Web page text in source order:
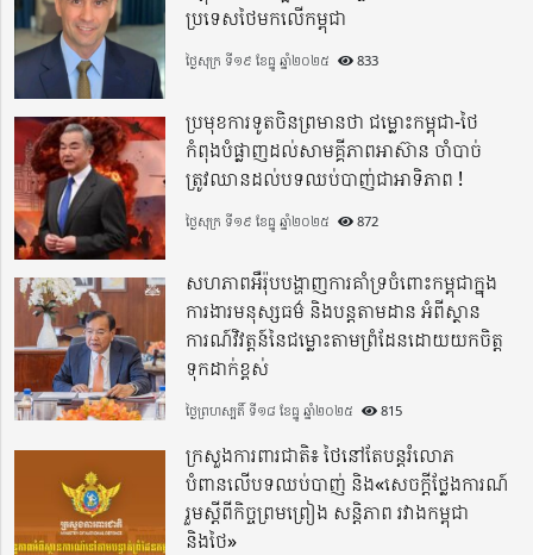
ប្រទេសថៃមកលើកម្ពុជា
ថ្ងៃសុក្រ ទី១៩ ខែធ្នូ ឆ្នាំ២០២៥ 833
ប្រមុខការទូតចិនព្រមានថា ជម្លោះកម្ពុជា-ថៃ
កំពុងបំផ្លាញដល់សាមគ្គីភាពអាស៊ាន ចាំបាច់
ត្រូវឈានដល់បទឈប់បាញ់ជាអាទិភាព !
ថ្ងៃសុក្រ ទី១៩ ខែធ្នូ ឆ្នាំ២០២៥ 872
សហភាពអឺរ៉ុបបង្ហាញការគាំទ្រចំពោះកម្ពុជាក្នុង
ការងារមនុស្សធម៌ និងបន្តតាមដាន អំពីស្ថាន
ការណ៍វិវត្តន៍នៃជម្លោះតាមព្រំដែនដោយយកចិត្ត
ទុកដាក់ខ្ពស់
ថ្ងៃព្រហស្បតិ៍ ទី១៨ ខែធ្នូ ឆ្នាំ២០២៥ 815
ក្រសួងការពារជាតិ៖ ថៃនៅតែបន្តរំលោភ
បំពានលើបទឈប់បាញ់ និង«សេចក្តីថ្លែងការណ៍
រួមស្តីពីកិច្ចព្រមព្រៀង សន្តិភាព រវាងកម្ពុជា
និងថៃ»